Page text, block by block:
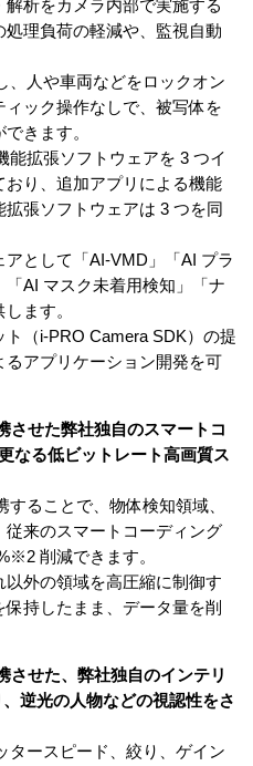
析をカメラ内部で実施する
理負荷の軽減や、監視自動
、人や車両などをロックオン
ック操作なしで、被写体を
きます。
能拡張ソフトウェアを 3 つイ
り、追加アプリによる機能
張ソフトウェアは 3 つを同
アとして「AI-VMD」「AI プラ
AI マスク未着用検知」「ナ
ます。
ト（i-PRO Camera SDK）の提
アプリケーション開発を可
させた弊社独自のスマートコ
なる低ビットレート高画質ス
することで、物体検知領域、
来のスマートコーディング
削減できます。
以外の領域を高圧縮に制御す
持したまま、データ量を削
させた、弊社独自のインテリ
逆光の人物などの視認性をさ
タースピード、絞り、ゲイン